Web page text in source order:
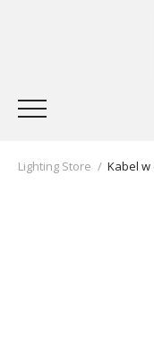
Lighting Store / Kabel w